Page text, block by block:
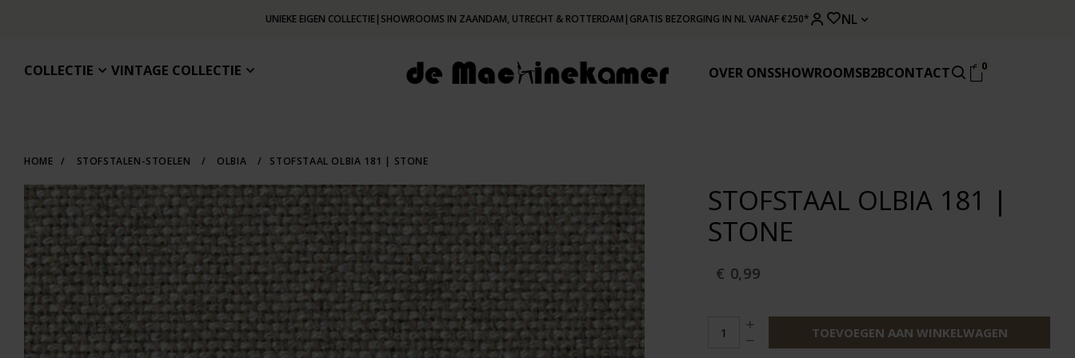
UNIEKE EIGEN COLLECTIE| SHOWROOMS IN ZAANDAM, UTRECHT & ROTTERDAM | GRATIS BEZORGING IN NL VANAF €250* NL
COLLECTIE VINTAGE COLLECTIE OVER ONSSHOWROOMSB2BCONTACT 0
HOME / STOFSTALEN-STOELEN / OLBIA / STOFSTAAL OLBIA 181 | STONE
STOFSTAAL OLBIA 181 |
STONE
€ 0,99
TOEVOEGEN AAN WINKELWAGEN